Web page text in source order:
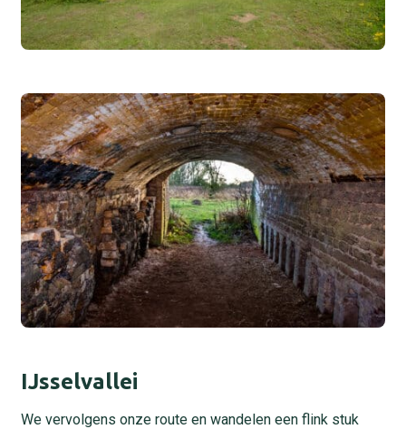
IJsselvallei
We vervolgens onze route en wandelen een flink stuk